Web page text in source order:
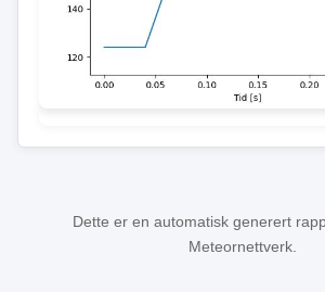
Dette er en automatisk generert
Meteornettverk.